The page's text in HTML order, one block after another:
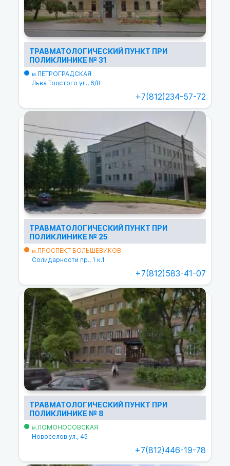
ТРАВМАТОЛОГИЧЕСКИЙ ПУНКТ ПРИ
ПОЛИКЛИНИКЕ № 31
м.ПЕТРОГРАДСКАЯ
Льва Толстого ул., 6/8
+7(812)234-57-72
ТРАВМАТОЛОГИЧЕСКИЙ ПУНКТ ПРИ
ПОЛИКЛИНИКЕ № 25
м.ПРОСПЕКТ БОЛЬШЕВИКОВ
Солидарности пр., 1 к.1
+7(812)583-41-07
ТРАВМАТОЛОГИЧЕСКИЙ ПУНКТ ПРИ
ПОЛИКЛИНИКЕ № 8
м.ЛОМОНОСОВСКАЯ
Новоселов ул., 45
+7(812)446-19-78